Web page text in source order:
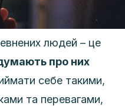
людей – це
про них
себе такими,
та перевагами,